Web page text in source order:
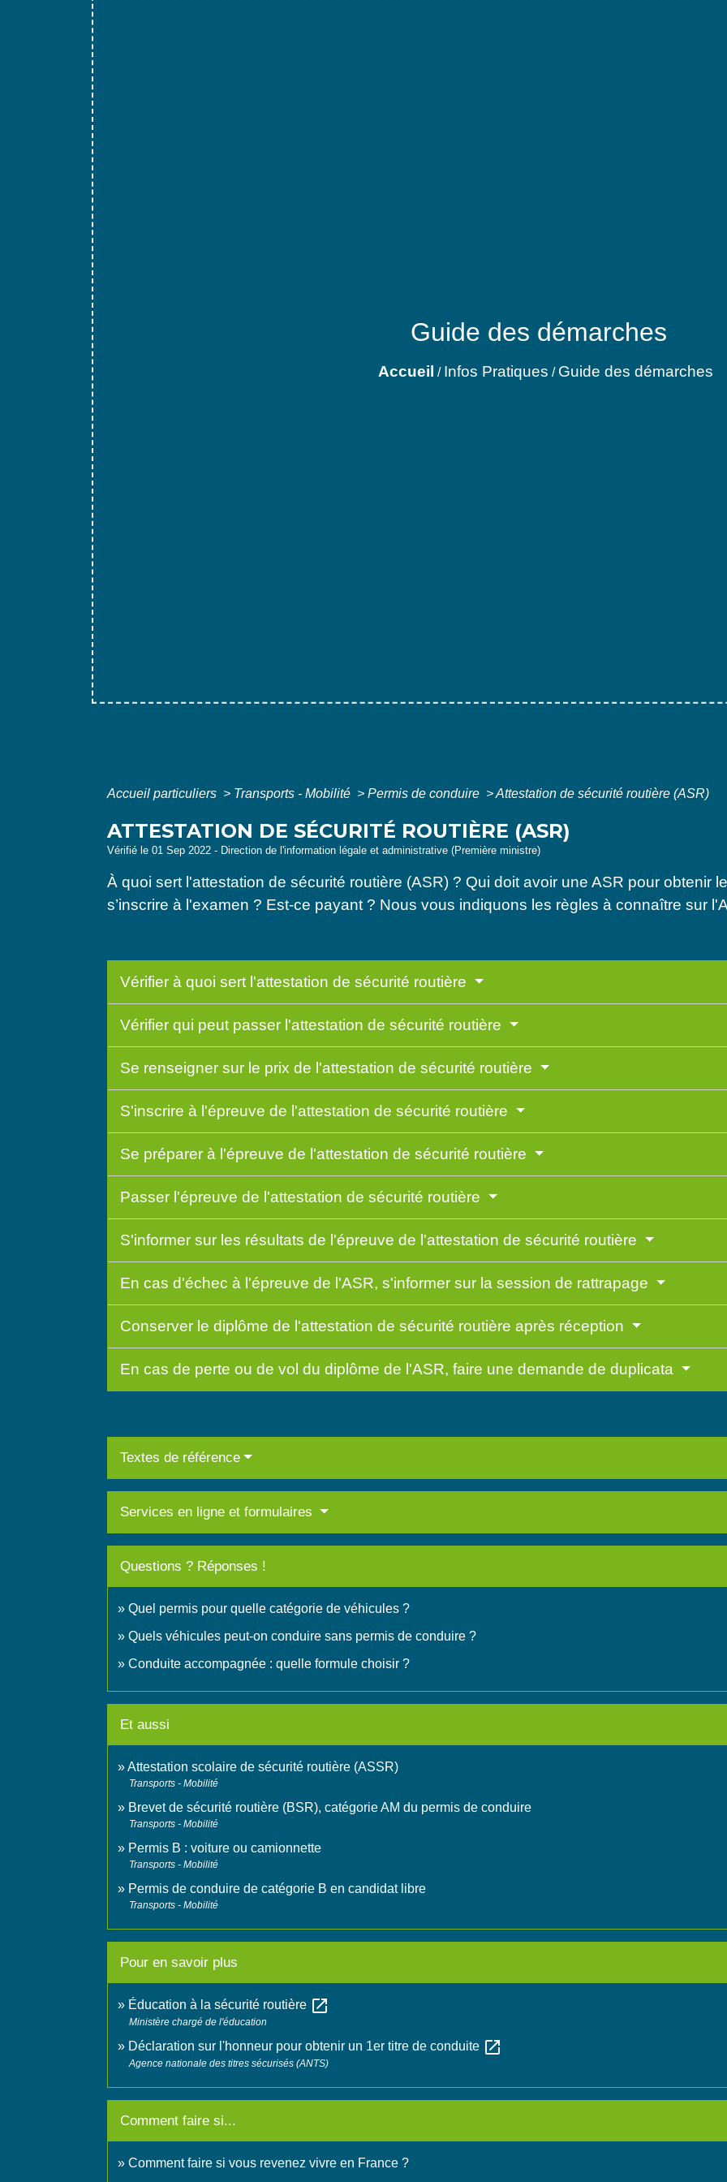
Guide des démarches
Accueil / Infos Pratiques / Guide des démarches
Accueil particuliers > Transports - Mobilité > Permis de conduire >Attestation de sécurité routière (ASR)
ATTESTATION DE SÉCURITÉ ROUTIÈRE (ASR)
Vérifié le 01 Sep 2022 - Direction de l'information légale et administrative (Première ministre)
À quoi sert l'attestation de sécurité routière (ASR) ? Qui doit avoir une ASR pour obtenir
s’inscrire à l'examen ? Est-ce payant ? Nous vous indiquons les règles à connaître sur
Vérifier à quoi sert l'attestation de sécurité routière
Vérifier qui peut passer l'attestation de sécurité routière
Se renseigner sur le prix de l'attestation de sécurité routière
S'inscrire à l'épreuve de l'attestation de sécurité routière
Se préparer à l'épreuve de l'attestation de sécurité routière
Passer l'épreuve de l'attestation de sécurité routière
S'informer sur les résultats de l'épreuve de l'attestation de sécurité routière
En cas d'échec à l'épreuve de l'ASR, s'informer sur la session de rattrapage
Conserver le diplôme de l'attestation de sécurité routière après réception
En cas de perte ou de vol du diplôme de l'ASR, faire une demande de duplicata
Textes de référence
Services en ligne et formulaires
Questions ? Réponses !
Quel permis pour quelle catégorie de véhicules ?
Quels véhicules peut-on conduire sans permis de conduire ?
Conduite accompagnée : quelle formule choisir ?
Et aussi
Attestation scolaire de sécurité routière (ASSR)
Transports - Mobilité
Brevet de sécurité routière (BSR), catégorie AM du permis de conduire
Transports - Mobilité
Permis B : voiture ou camionnette
Transports - Mobilité
Permis de conduire de catégorie B en candidat libre
Transports - Mobilité
Pour en savoir plus
Éducation à la sécurité routière open_in_new
Ministère chargé de l'éducation
Déclaration sur l'honneur pour obtenir un 1er titre de conduite open_in_new
Agence nationale des titres sécurisés (ANTS)
Comment faire si...
Comment faire si vous revenez vivre en France ?